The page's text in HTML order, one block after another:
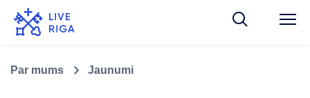
Par mums Jaunumi